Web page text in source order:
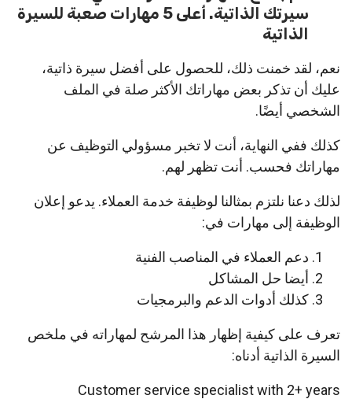
سيرتك الذاتية. أعلى 5 مهارات صعبة للسيرة
الذاتية
نعم، لقد خمنت ذلك، للحصول على أفضل سيرة ذاتية،
عليك أن تذكر بعض مهاراتك الأكثر صلة في الملف
الشخصي أيضًا.
كذلك ففي النهاية، أنت لا تخبر مسؤولي التوظيف عن
مهاراتك فحسب. أنت تظهر لهم.
لذلك دعنا نلتزم بمثالنا لوظيفة خدمة العملاء. يدعو إعلان
الوظيفة إلى مهارات في:
دعم العملاء في المناصب الفنية
أيضا حل المشاكل
كذلك أدوات الدعم والبرمجيات
تعرف على كيفية إظهار هذا المرشح لمهاراته في ملخص
السيرة الذاتية أدناه:
Customer service specialist with 2+ years